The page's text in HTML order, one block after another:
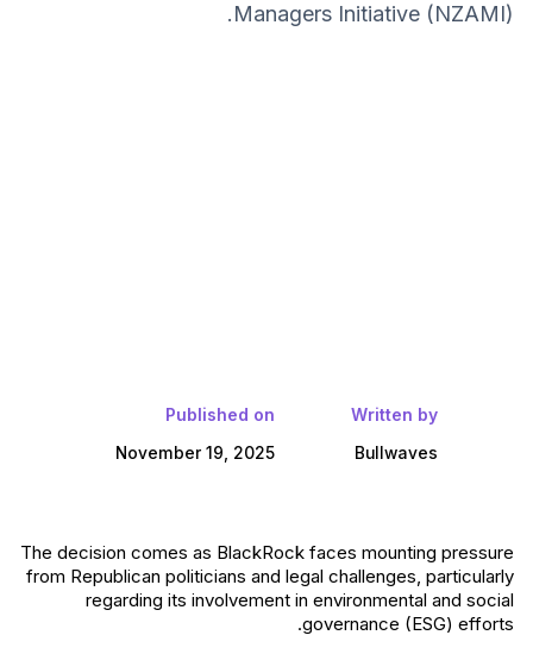
Managers Initiative (NZAMI).
Written by
Bullwaves
Published on
November 19, 2025
The decision comes as BlackRock faces mounting pressure
from Republican politicians and legal challenges, particularly
regarding its involvement in environmental and social
governance (ESG) efforts.